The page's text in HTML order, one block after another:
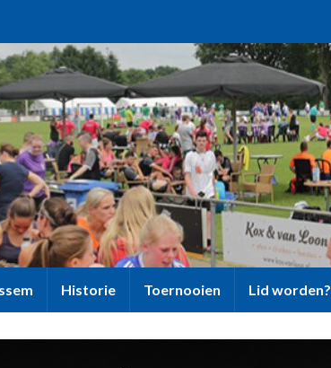
Historie Toernooien Lid worden?